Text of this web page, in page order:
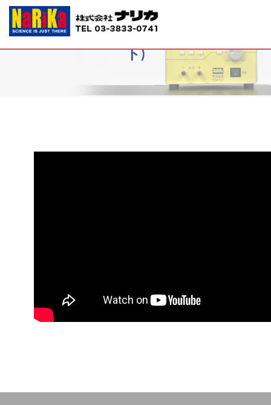
P70-2637示温インク(サーモペース
ト)